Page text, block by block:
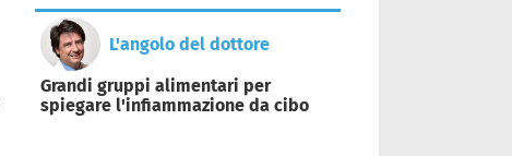
L'angolo del dottore
Grandi gruppi alimentari per
spiegare l'infiammazione da cibo